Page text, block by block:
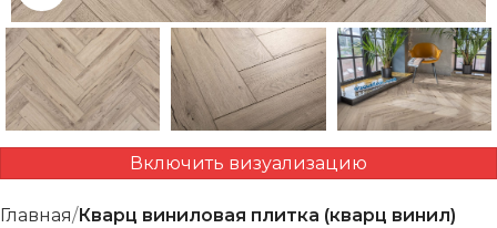
Включить визуализацию
Главная Кварц виниловая плитка (кварц винил)